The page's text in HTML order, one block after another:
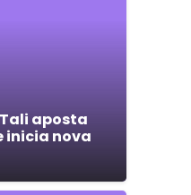
aposta
inicia nova